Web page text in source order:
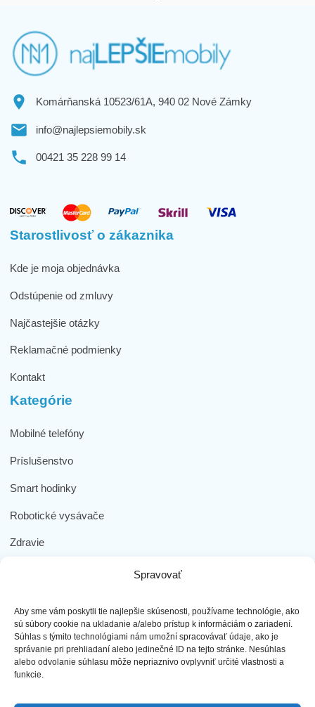
Spravovať
Aby sme vám poskytli tie najlepšie skúsenosti, používame technológie, ako
sú súbory cookie na ukladanie a/alebo prístup k informáciám o zariadení.
Súhlas s týmito technológiami nám umožní spracovávať údaje, ako je
správanie pri prehliadaní alebo jedinečné ID na tejto stránke. Nesúhlas
alebo odvolanie súhlasu môže nepriaznivo ovplyvniť určité vlastnosti a
funkcie.
Komárňanská 10523/61A, 940 02 Nové Zámky
info@najlepsiemobily.sk
00421 35 228 99 14
Starostlivosť o zákaznika
Kde je moja objednávka
Odstúpenie od zmluvy
Najčastejšie otázky
Reklamačné podmienky
Kontakt
Kategórie
Mobilné telefóny
Príslušenstvo
Smart hodinky
Robotické vysávače
Zdravie
Dôležité odkazy
Obchodné podmienky
Ochrana osobných údajov